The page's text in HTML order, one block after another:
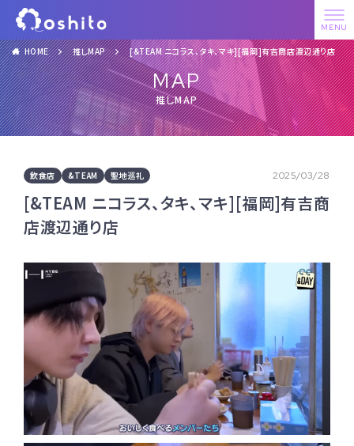
HOME 推しMAP [&TEAM ニコラス、タキ、マキ][福岡]有吉商店渡辺通り店
MAP
推しMAP
飲食店 &TEAM 聖地巡礼 2025/03/28
[&TEAM ニコラス、タキ、マキ][福岡]有吉商
店渡辺通り店